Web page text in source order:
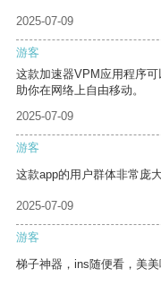
2025-07-09
游客
这款加速器VPM应用程序
助你在网络上自由移动。
2025-07-09
游客
这款app的用户群体非常庞
2025-07-09
游客
梯子神器，ins随便看，美美